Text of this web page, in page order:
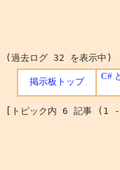
(過去ログ 32 を表示中)
掲示板トップ
C#
[トピック内 6 記事